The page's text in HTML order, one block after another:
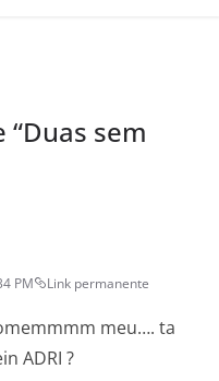
“Duas sem
PM Link permanente
meu…. ta
ADRI ?